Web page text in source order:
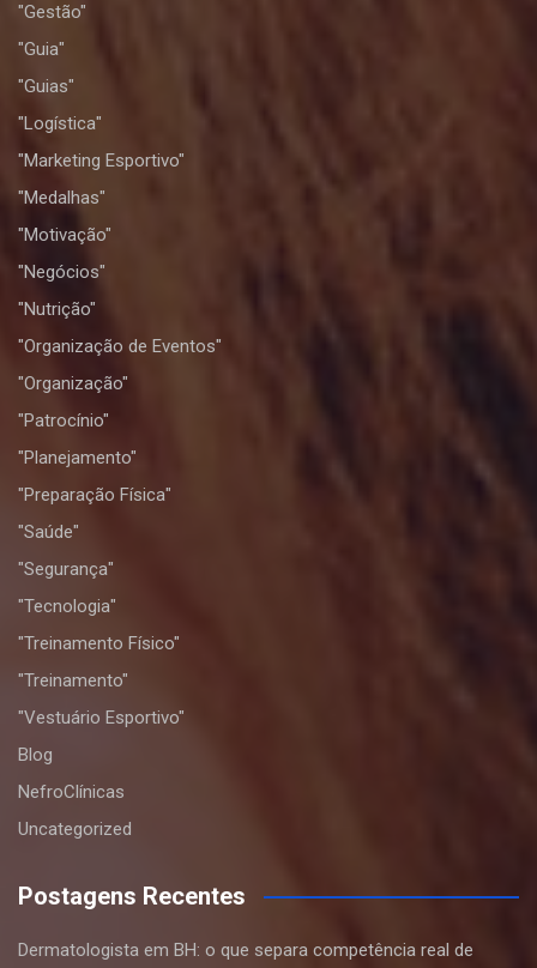
"Gestão"
"Guia"
"Guias"
"Logística"
"Marketing Esportivo"
"Medalhas"
"Motivação"
"Negócios"
"Nutrição"
"Organização de Eventos"
"Organização"
"Patrocínio"
"Planejamento"
"Preparação Física"
"Saúde"
"Segurança"
"Tecnologia"
"Treinamento Físico"
"Treinamento"
"Vestuário Esportivo"
Blog
NefroClínicas
Uncategorized
Postagens Recentes
Dermatologista em BH: o que separa competência real de